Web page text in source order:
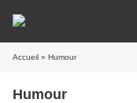
Accueil » Humour
Humour